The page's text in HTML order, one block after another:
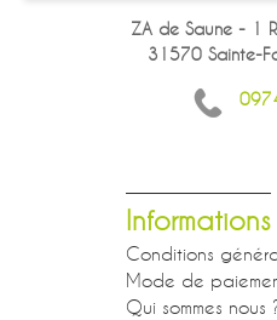
ZA de Saune - 1
31570 Sainte-
Informations
Conditions
Mode de
Qui sommes nous